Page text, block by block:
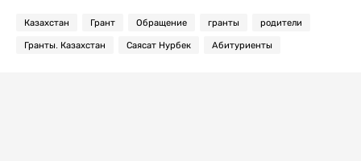
Казахстан Грант Обращение гранты родители
Гранты. Казахстан Саясат Нурбек Абитуриенты